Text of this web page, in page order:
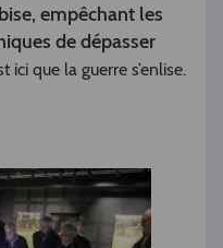
empêchant les
de dépasser
ici que la guerre s’enlise.